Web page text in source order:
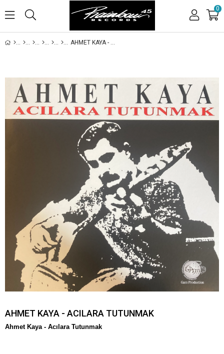
0
AHMET KAYA - ACILARA TUTUNMAK
AHMET KAYA - ACILARA TUTUNMAK
Ahmet Kaya - Acılara Tutunmak